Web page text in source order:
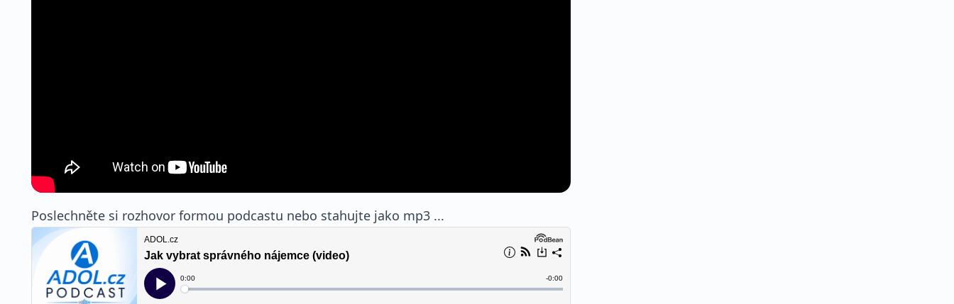
Poslechněte si rozhovor formou podcastu nebo stahujte jako mp3 ...